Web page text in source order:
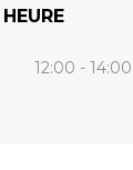
HEURE
12:00 - 14:00